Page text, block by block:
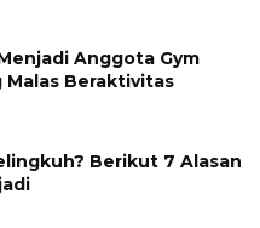
Anggota Gym
Malas Beraktivitas
Berikut 7 Alasan